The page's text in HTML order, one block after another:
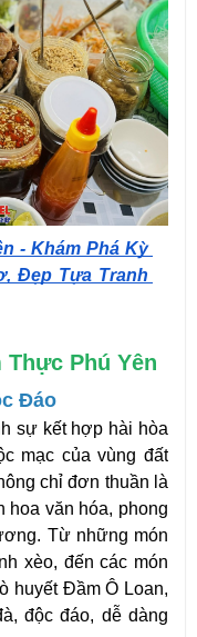
- Khám Phá Kỳ
Đẹp Tựa Tranh
Thực Phú Yên
Đáo
sự kết hợp hài hòa
mạc của vùng đất
chỉ đơn thuần là
hoa văn hóa, phong
Từ những món
xèo, đến các món
huyết Đầm Ô Loan,
độc đáo, dễ dàng